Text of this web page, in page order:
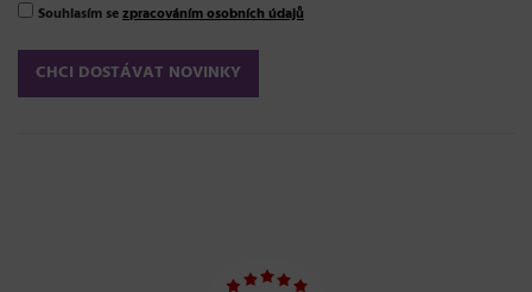
Souhlasím sezpracováním osobních údajů